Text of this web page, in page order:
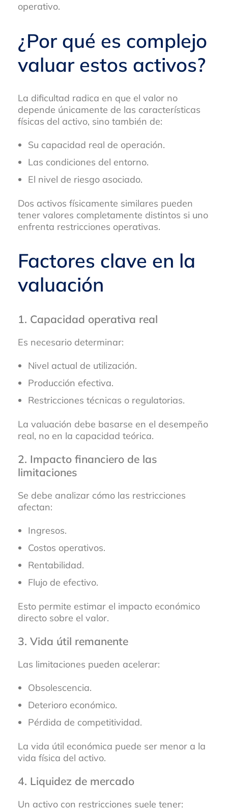
operativo.
¿Por qué es complejo
valuar estos activos?
La dificultad radica en que el valor no
depende únicamente de las características
físicas del activo, sino también de:
Su capacidad real de operación.
Las condiciones del entorno.
El nivel de riesgo asociado.
Dos activos físicamente similares pueden
tener valores completamente distintos si uno
enfrenta restricciones operativas.
Factores clave en la
valuación
1. Capacidad operativa real
Es necesario determinar:
Nivel actual de utilización.
Producción efectiva.
Restricciones técnicas o regulatorias.
La valuación debe basarse en el desempeño
real, no en la capacidad teórica.
2. Impacto financiero de las
limitaciones
Se debe analizar cómo las restricciones
afectan:
Ingresos.
Costos operativos.
Rentabilidad.
Flujo de efectivo.
Esto permite estimar el impacto económico
directo sobre el valor.
3. Vida útil remanente
Las limitaciones pueden acelerar:
Obsolescencia.
Deterioro económico.
Pérdida de competitividad.
La vida útil económica puede ser menor a la
vida física del activo.
4. Liquidez de mercado
Un activo con restricciones suele tener: